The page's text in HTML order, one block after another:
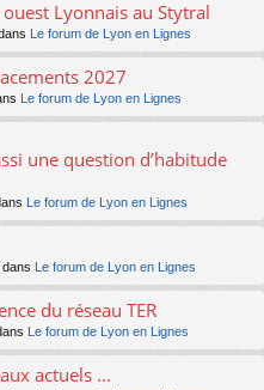
Lyonnais au Stytral
Le forum de Lyon en Lignes
2027
Le forum de Lyon en Lignes
une question d’habitude
Le forum de Lyon en Lignes
Le forum de Lyon en Lignes
du réseau TER
Le forum de Lyon en Lignes
actuels ...